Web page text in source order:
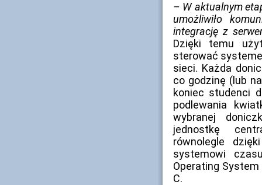
– W aktualnym
umożliwiło
integrację z
Dzięki temu
sterować
sieci. Każda
co godzinę (lub
koniec studenci
podlewania
wybranej
jednostkę
równolegle
systemowi
Operating
C.